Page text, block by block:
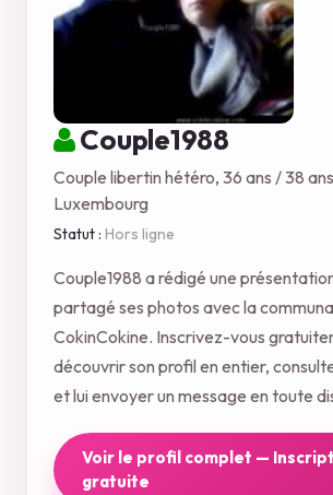
Couple1988
Couple libertin hétéro, 36 ans / 38
Luxembourg
Statut : Hors ligne
Couple1988 a rédigé une
partagé ses photos avec la
CokinCokine. Inscrivez-vous
découvrir son profil en entier,
et lui envoyer un message en toute
Voir le profil complet —
gratuite